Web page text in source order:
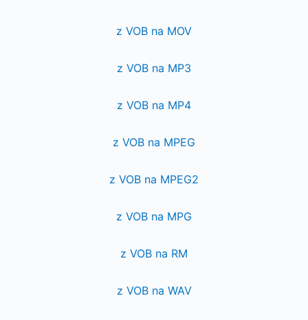
z VOB na MOV
z VOB na MP3
z VOB na MP4
z VOB na MPEG
z VOB na MPEG2
z VOB na MPG
z VOB na RM
z VOB na WAV